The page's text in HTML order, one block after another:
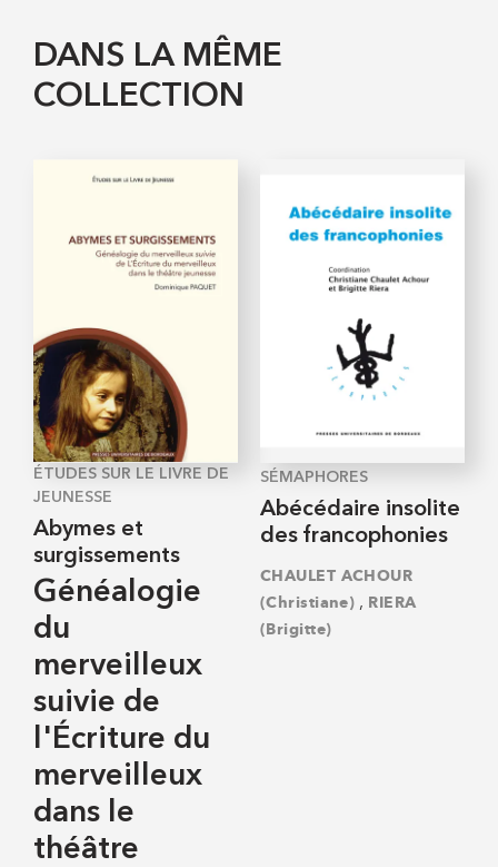
DANS LA MÊME
COLLECTION
ÉTUDES SUR LE LIVRE DE
JEUNESSE
Abymes et
surgissements
Généalogie
du
merveilleux
suivie de
l'Écriture du
merveilleux
dans le
théâtre
SÉMAPHORES
Abécédaire insolite
des francophonies
CHAULET ACHOUR
(Christiane) , RIERA
(Brigitte)